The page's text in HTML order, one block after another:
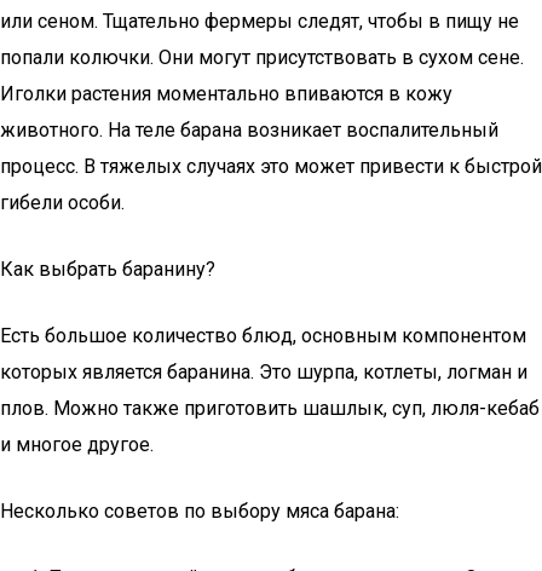
или сеном. Тщательно фермеры следят, чтобы в пищу не
попали колючки. Они могут присутствовать в сухом сене.
Иголки растения моментально впиваются в кожу
животного. На теле барана возникает воспалительный
процесс. В тяжелых случаях это может привести к быстрой
гибели особи.
Как выбрать баранину?
Есть большое количество блюд, основным компонентом
которых является баранина. Это шурпа, котлеты, логман и
плов. Можно также приготовить шашлык, суп, люля-кебаб
и многое другое.
Несколько советов по выбору мяса барана: